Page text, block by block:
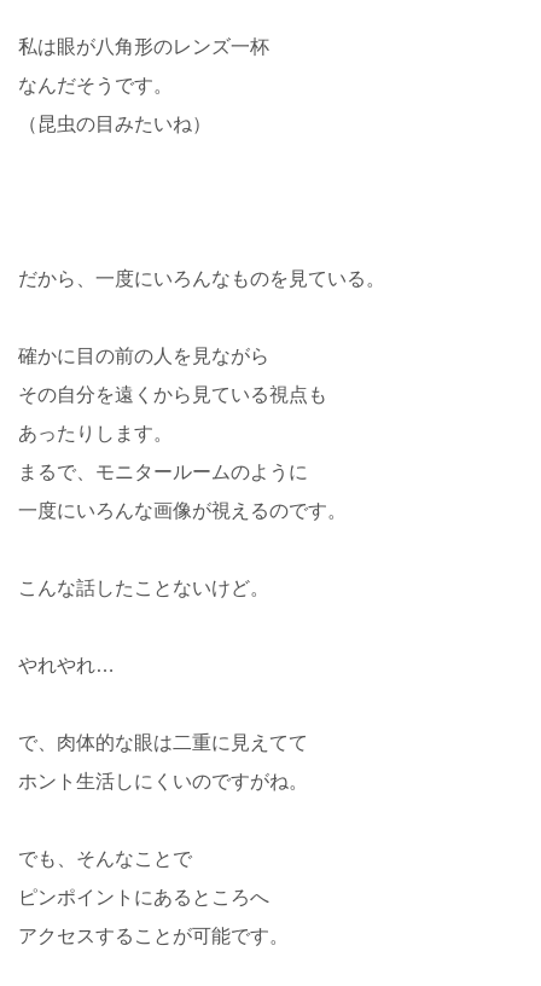
私は眼が八角形のレンズ一杯
なんだそうです。
（昆虫の目みたいね）
だから、一度にいろんなものを見ている。
確かに目の前の人を見ながら
その自分を遠くから見ている視点も
あったりします。
まるで、モニタールームのように
一度にいろんな画像が視えるのです。
こんな話したことないけど。
やれやれ…
で、肉体的な眼は二重に見えてて
ホント生活しにくいのですがね。
でも、そんなことで
ピンポイントにあるところへ
アクセスすることが可能です。